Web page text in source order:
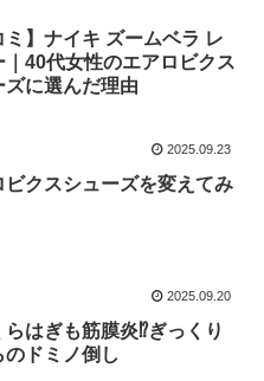
ミ】ナイキ ズームベラ レ
｜40代女性のエアロビクス
ズに選んだ理由
2025.09.23
ビクスシューズを変えてみ
2025.09.20
らはぎも筋膜炎⁉ぎっくり
のドミノ倒し